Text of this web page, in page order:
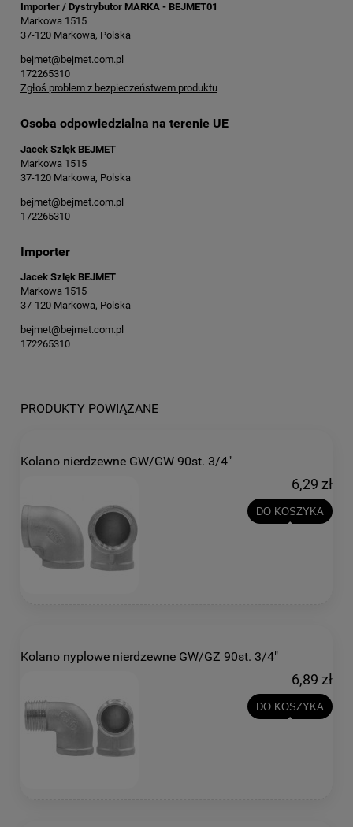
Importer / Dystrybutor MARKA - BEJMET01
Markowa 1515
37-120 Markowa, Polska
bejmet@bejmet.com.pl
172265310
Zgłoś problem z bezpieczeństwem produktu
Osoba odpowiedzialna na terenie UE
Jacek Szlęk BEJMET
Markowa 1515
37-120 Markowa, Polska
bejmet@bejmet.com.pl
172265310
Importer
Jacek Szlęk BEJMET
Markowa 1515
37-120 Markowa, Polska
bejmet@bejmet.com.pl
172265310
PRODUKTY POWIĄZANE
Kolano nierdzewne GW/GW 90st. 3/4"
6,29 zł
DO KOSZYKA
Kolano nyplowe nierdzewne GW/GZ 90st. 3/4"
6,89 zł
DO KOSZYKA